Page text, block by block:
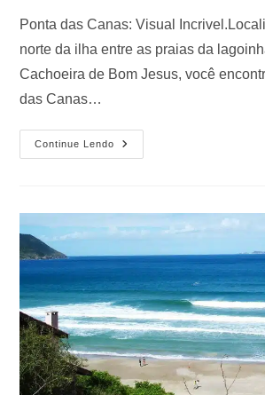
Ponta das Canas: Visual
norte da ilha entre as praias da
Cachoeira de Bom Jesus, você
das Canas…
Continue Lendo